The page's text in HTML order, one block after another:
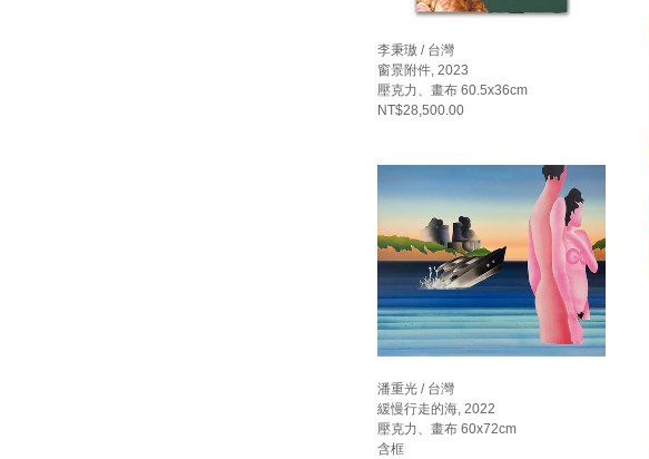
李秉璈 / 台灣
窗景附件, 2023
壓克力、畫布 60.5x36cm
NT$28,500.00
潘重光 / 台灣
緩慢行走的海, 2022
壓克力、畫布 60x72cm
含框